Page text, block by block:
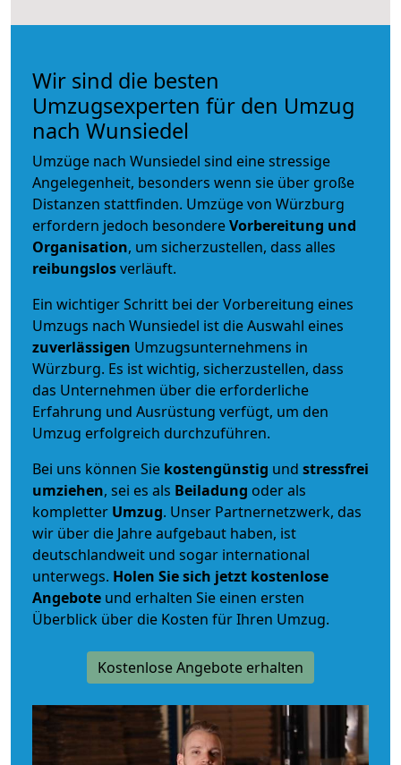
Wir sind die besten
Umzugsexperten für den Umzug
nach Wunsiedel
Umzüge nach Wunsiedel sind eine stressige
Angelegenheit, besonders wenn sie über große
Distanzen stattfinden. Umzüge von Würzburg
erfordern jedoch besondereVorbereitung und
Organisation, um sicherzustellen, dass alles
reibungslosverläuft.
Ein wichtiger Schritt bei der Vorbereitung eines
Umzugs nach Wunsiedel ist die Auswahl eines
zuverlässigen Umzugsunternehmens in
Würzburg. Es ist wichtig, sicherzustellen, dass
das Unternehmen über die erforderliche
Erfahrung und Ausrüstung verfügt, um den
Umzug erfolgreich durchzuführen.
Bei uns können Sie kostengünstig und stressfrei
umziehen, sei es als Beiladung oder als
kompletter Umzug. Unser Partnernetzwerk, das
wir über die Jahre aufgebaut haben, ist
deutschlandweit und sogar international
unterwegs. Holen Sie sich jetzt kostenlose
Angebote und erhalten Sie einen ersten
Überblick über die Kosten für Ihren Umzug.
Kostenlose Angebote erhalten